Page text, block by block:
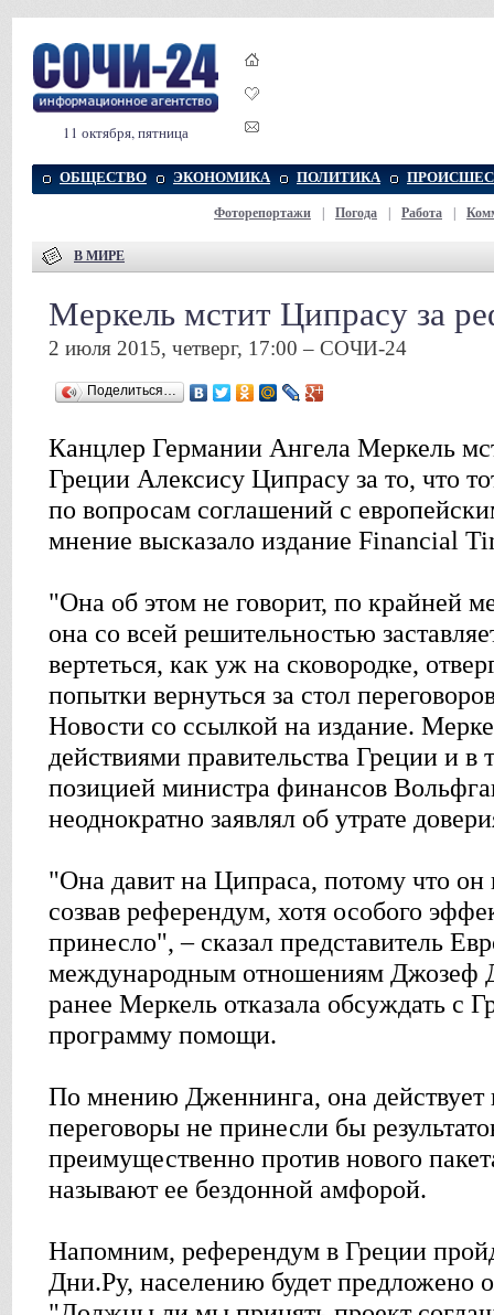
11 октября, пятница
ОБЩЕСТВО ЭКОНОМИКА ПОЛИТИКА
Фоторепортажи Погода Работа
В МИРЕ
Меркель мстит Ципрасу за
2 июля 2015, четверг, 17:00 – СОЧИ-24
Поделиться…
Канцлер Германии Ангела Меркель
Греции Алексису Ципрасу за то, что
по вопросам соглашений с
мнение высказало издание Financial
"Она об этом не говорит, по крайней
она со всей решительностью
вертеться, как уж на сковородке,
попытки вернуться за стол
Новости со ссылкой на издание.
действиями правительства Греции и в
позицией министра финансов
неоднократно заявлял об утрате
"Она давит на Ципраса, потому что он
созвав референдум, хотя особого
принесло", – сказал представитель
международным отношениям Джозеф
ранее Меркель отказала обсуждать с
программу помощи.
По мнению Дженнинга, она действует
переговоры не принесли бы
преимущественно против нового
называют ее бездонной амфорой.
Напомним, референдум в Греции
Дни.Ру, населению будет предложено